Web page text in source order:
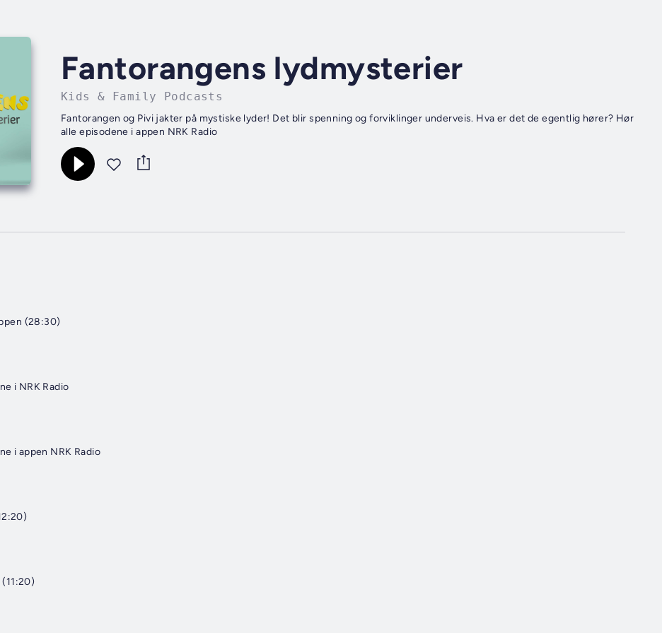
Fantorangens lydmysterier
Kids & Family Podcasts
Fantorangen og Pivi jakter på mystiske lyder! Det blir spenning og forviklinger underveis. Hva er det de egentlig hører? Hør
alle episodene i appen NRK Radio
(28:30)
i NRK Radio
i appen NRK Radio